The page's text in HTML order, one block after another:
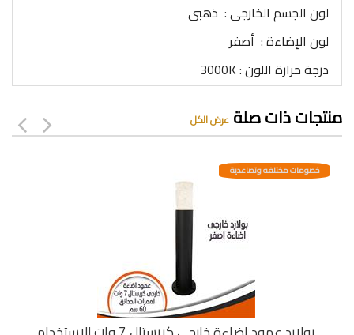
لون الجسم الخارجى : ذهبى
لون الإضاءة : أصفر
درجة حرارة اللون : 3000K
منتجات ذات صلة عرض الكل
خصومات مختلفه وتصاعدية